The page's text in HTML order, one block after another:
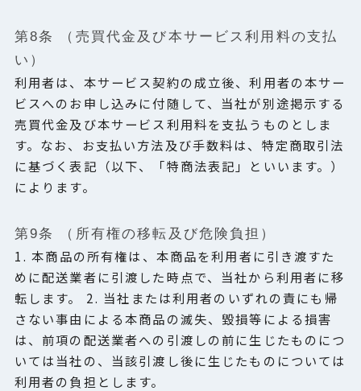
第8条 （売買代金及び本サービス利用料の支払
い）
利用者は、本サービス契約の成立後、利用者の本サー
ビスへのお申し込みに付随して、当社が別途掲示する
売買代金及び本サービス利用料を支払うものとしま
す。なお、お支払い方法及び手数料は、特定商取引法
に基づく表記（以下、「特商法表記」といいます。）
によります。
第9条 （所有権の移転及び危険負担）
1. 本商品の所有権は、本商品を利用者に引き渡すた
めに配送業者に引渡した時点で、当社から利用者に移
転します。 2. 当社または利用者のいずれの責にも帰
さない事由による本商品の滅失、毀損等による損害
は、前項の配送業者への引渡しの前に生じたものにつ
いては当社の、当該引渡し後に生じたものについては
利用者の負担とします。